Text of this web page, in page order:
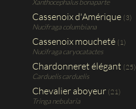
Xanthocephalus bonaparte
Cassenoix d'Amérique (3)
Nucifraga columbiana
Cassenoix moucheté (1)
Nucifraga caryocatactes
Chardonneret élégant (25)
Carduelis carduelis
Chevalier aboyeur (21)
Tringa nebularia